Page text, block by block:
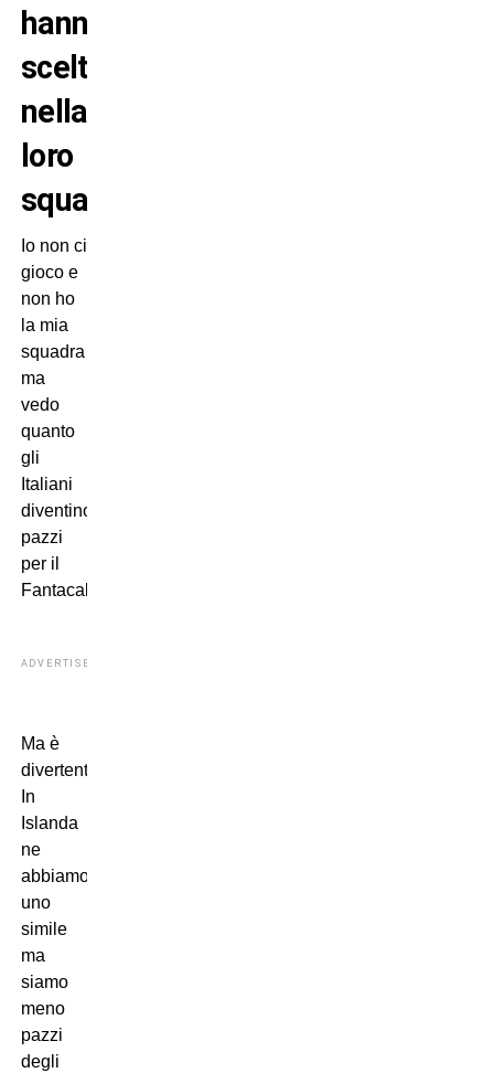
hanno
scelto
nella
loro
squadra?
Io non ci
gioco e
non ho
la mia
squadra
ma
vedo
quanto
gli
Italiani
diventino
pazzi
per il
Fantacalcio.
ADVERTISEMENT
Ma è
divertente.
In
Islanda
ne
abbiamo
uno
simile
ma
siamo
meno
pazzi
degli